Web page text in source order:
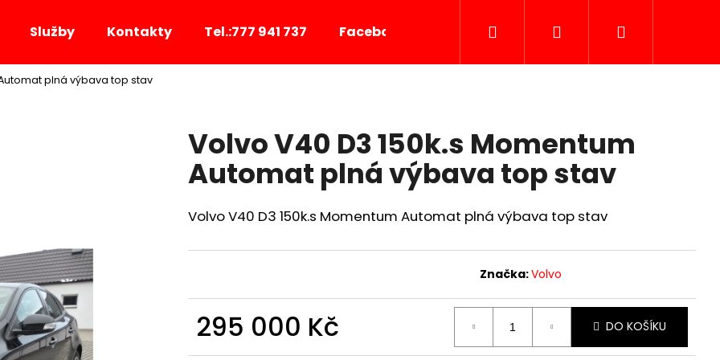
Služby Kontakty Tel.:777 941 737 Facebook obchodnipodminky Značky
Hledat PřihlášeníNákupní
plná výbava top stav
Volvo V40 D3 150k.s Momentum
Automat plná výbava top stav
Volvo V40 D3 150k.s Momentum Automat plná výbava top stav
Značka:Volvo
295 000 Kč DO KOŠÍKU
Co potřebujete najít?
HLEDAT
Následující